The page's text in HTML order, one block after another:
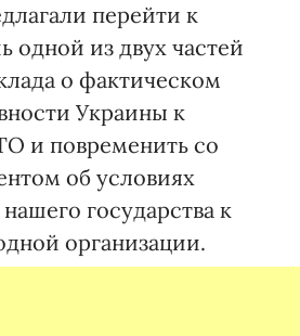
перейти к
одной из двух частей
о фактическом
Украины к
и повременить со
об условиях
государства к
организации.